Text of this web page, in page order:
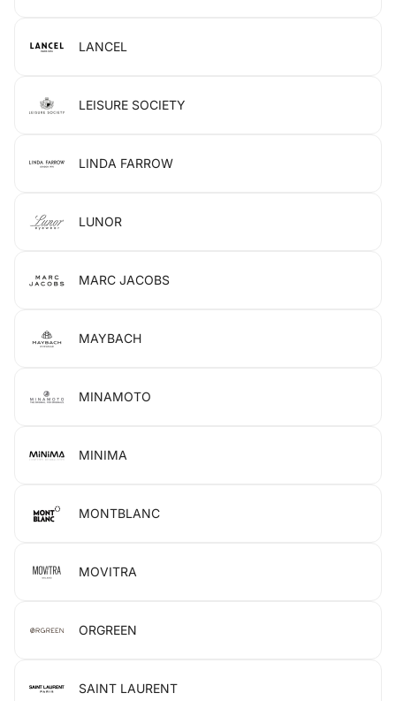
LANCEL
LEISURE SOCIETY
LINDA FARROW
LUNOR
MARC JACOBS
MAYBACH
MINAMOTO
MINIMA
MONTBLANC
MOVITRA
ORGREEN
SAINT LAURENT